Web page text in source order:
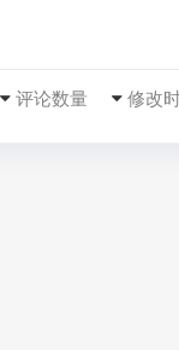
修改
评论数量